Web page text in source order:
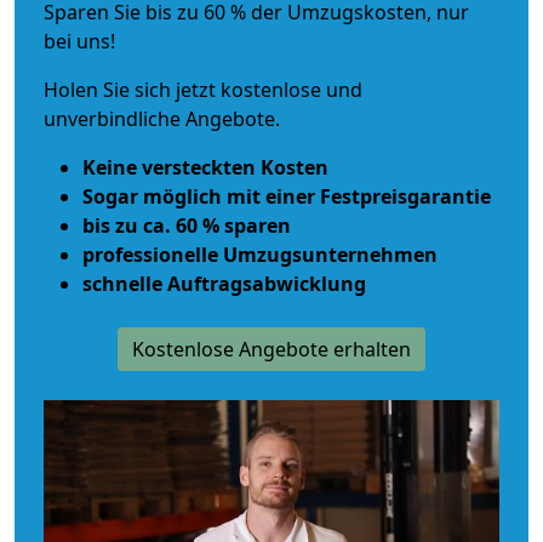
Sparen Sie bis zu 60 % der Umzugskosten, nur
bei uns!
Holen Sie sich jetzt kostenlose und
unverbindliche Angebote.
Keine versteckten Kosten
Sogar möglich mit einer Festpreisgarantie
bis zu ca. 60 % sparen
professionelle Umzugsunternehmen
schnelle Auftragsabwicklung
Kostenlose Angebote erhalten